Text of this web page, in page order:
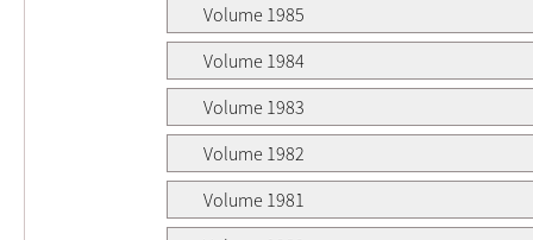
Volume 1985
Volume 1984
Volume 1983
Volume 1982
Volume 1981